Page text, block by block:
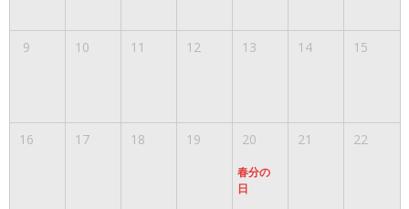
9 10 11 12 13 14 15
16 17 18 19 20
春分の
日
21 22